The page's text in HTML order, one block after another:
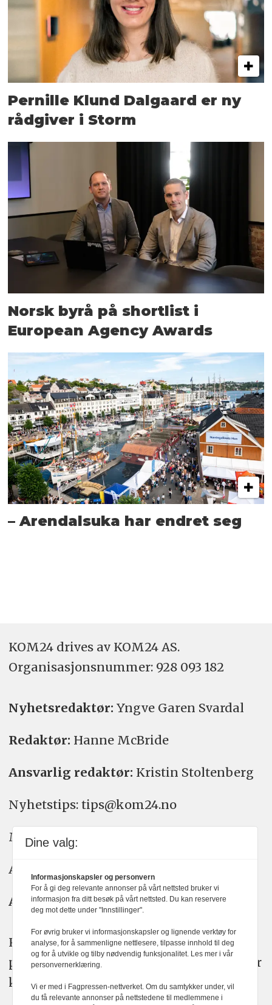
Pernille Klund Dalgaard er ny
rådgiver i Storm
Norsk byrå på shortlist i
European Agency Awards
– Arendalsuka har endret seg
KOM24 drives av KOM24 AS.
Organisasjons­nummer: 928 093 182
Nyhetsredaktør: Yngve Garen Svardal
Redaktør: Hanne McBride
Ansvarlig redaktør: Kristin Stoltenberg
Nyhetstips: tips@kom24.no
Meninger: meninger@kom24.no
Annonse: annonse@watchmedia.no
Abonnement:kom24@watchmedia.no
KOM24 arbeider etter Vær Varsom-
plakatens regler for god presseskikk. Her
kan du lese mer omPFUsarbeid.
Dine valg:
Informasjonskapsler og personvern
For å gi deg relevante annonser på vårt nettsted bruker vi
informasjon fra ditt besøk på vårt nettsted. Du kan reservere
deg mot dette under "Innstillinger".
For øvrig bruker vi informasjonskapsler og lignende verktøy for
analyse, for å sammenligne nettlesere, tilpasse innhold til deg
og for å utvikle og tilby nødvendig funksjonalitet. Les mer i vår
personvernerklæring.
Vi er med i Fagpressen-nettverket. Om du samtykker under, vil
du få relevante annonser på nettstedene til medlemmene i